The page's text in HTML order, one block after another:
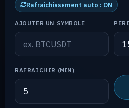
Rafraichissement auto : ON
AJOUTER UN SYMBOLE
RAFRAICHIR (MIN)